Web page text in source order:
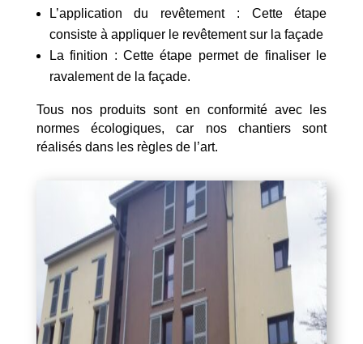
L’application du revêtement : Cette étape
consiste à appliquer le revêtement sur la façade
La finition : Cette étape permet de finaliser le
ravalement de la façade.
Tous nos produits sont en conformité avec les
normes écologiques, car nos chantiers sont
réalisés dans les règles de l’art.